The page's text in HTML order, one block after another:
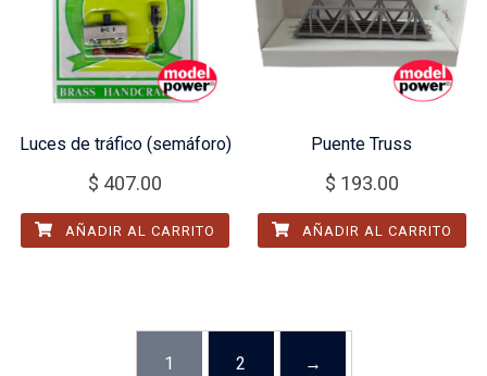
Luces de tráfico (semáforo)
$ 407.00
AÑADIR AL CARRITO
Puente Truss
$ 193.00
AÑADIR AL CARRITO
1 2 →